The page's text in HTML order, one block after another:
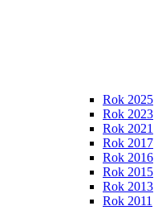
Rok 2025
Rok 2023
Rok 2021
Rok 2017
Rok 2016
Rok 2015
Rok 2013
Rok 2011